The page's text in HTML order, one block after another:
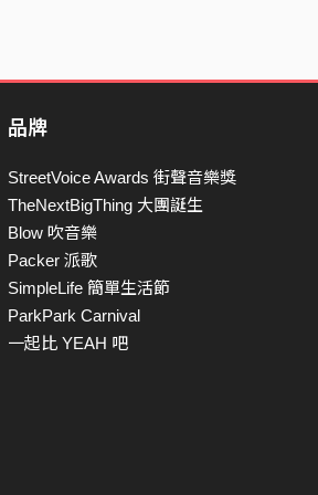
品牌
StreetVoice Awards 街聲音樂獎
TheNextBigThing 大團誕生
Blow 吹音樂
Packer 派歌
SimpleLife 簡單生活節
ParkPark Carnival
一起比 YEAH 吧